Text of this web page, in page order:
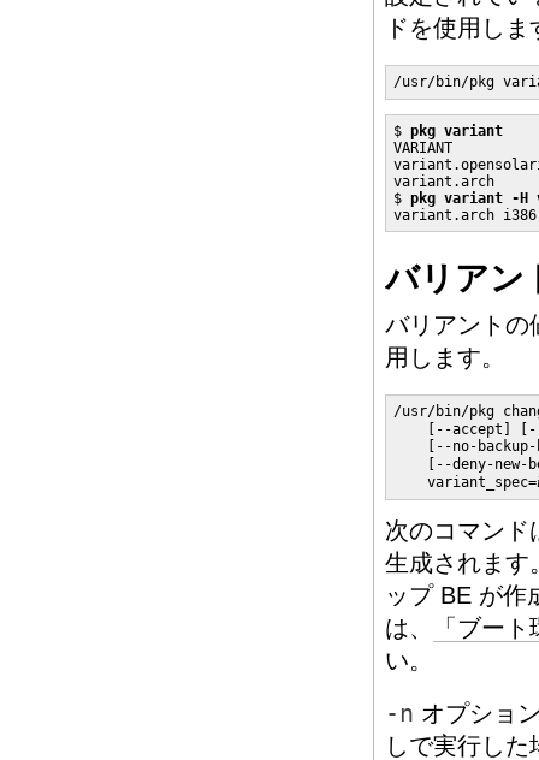
ドを使用しま
/usr/bin/pkg
$ pkg variant
VARIANT
variant.arch
$ pkg variant -H
variant.arch i386
バリアン
バリアントの
用します。
/usr/bin/pkg
[--accept]
[--no-
[--deny-new-
    variant_spec=
次のコマンド
生成されます
ップ BE が作
は、
「ブー
い。
-n オプショ
しで実行し